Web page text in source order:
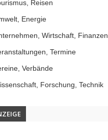
Reisen
Energie
Wirtschaft, Finanzen
Termine
Verbände
Forschung, Technik